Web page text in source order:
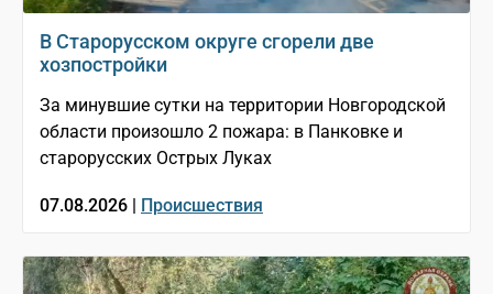
В Старорусском округе сгорели две
хозпостройки
За минувшие сутки на территории Новгородской
области произошло 2 пожара: в Панковке и
старорусских Острых Луках
07.08.2026 | Происшествия